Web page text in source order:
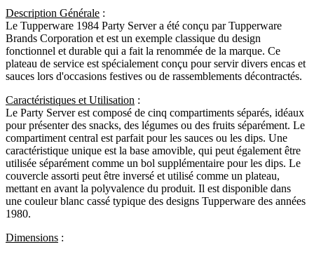
Description Générale :
Le Tupperware 1984 Party Server a été conçu par Tupperware
Brands Corporation et est un exemple classique du design
fonctionnel et durable qui a fait la renommée de la marque. Ce
plateau de service est spécialement conçu pour servir divers encas et
sauces lors d'occasions festives ou de rassemblements décontractés.
Caractéristiques et Utilisation :
Le Party Server est composé de cinq compartiments séparés, idéaux
pour présenter des snacks, des légumes ou des fruits séparément. Le
compartiment central est parfait pour les sauces ou les dips. Une
caractéristique unique est la base amovible, qui peut également être
utilisée séparément comme un bol supplémentaire pour les dips. Le
couvercle assorti peut être inversé et utilisé comme un plateau,
mettant en avant la polyvalence du produit. Il est disponible dans
une couleur blanc cassé typique des designs Tupperware des années
1980.
Dimensions :